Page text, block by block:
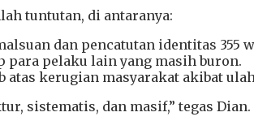
tuntutan, di antaranya:
dan pencatutan identitas 355
pelaku lain yang masih buron.
atas kerugian masyarakat akibat
sistematis, dan masif,” tegas Dian.